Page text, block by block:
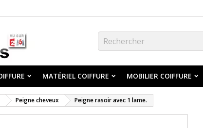
MATÉRIEL COIFFURE MOBILIER COIFFURE
Peigne cheveux Peigne rasoir avec 1 lame.